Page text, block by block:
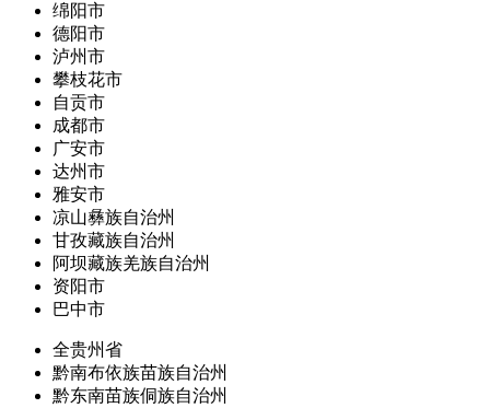
绵阳市
德阳市
泸州市
攀枝花市
自贡市
成都市
广安市
达州市
雅安市
凉山彝族自治州
甘孜藏族自治州
阿坝藏族羌族自治州
资阳市
巴中市
全贵州省
黔南布依族苗族自治州
黔东南苗族侗族自治州